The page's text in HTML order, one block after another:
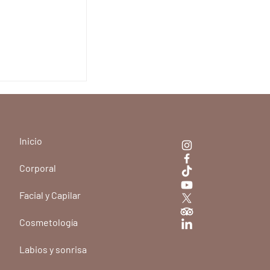
Inicio
Corporal
Facial y Capilar
Cosmetología
Labios y sonrisa